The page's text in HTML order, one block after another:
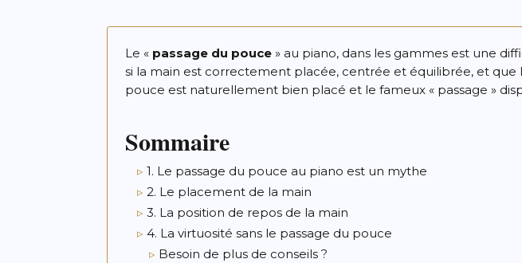
Le « passage du pouce» au piano, dans les gammes est une
si la main est correctement placée, centrée et équilibrée, et
pouce est naturellement bien placé et le fameux « passage »
Sommaire
1. Le passage du pouce au piano est un mythe
2. Le placement de la main
3. La position de repos de la main
4. La virtuosité sans le passage du pouce
Besoin de plus de conseils ?